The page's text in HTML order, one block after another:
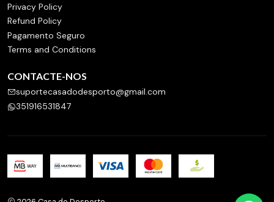
Privacy Policy
Refund Policy
Pagamento Seguro
Terms and Conditions
CONTACTE-NOS
suportecasadodesporto@gmail.com
351916531847